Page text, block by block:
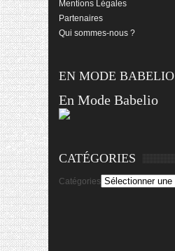
Mentions Légales
Partenaires
Qui sommes-nous ?
EN MODE BABELIO
En Mode Babelio
CATÉGORIES
Catégories